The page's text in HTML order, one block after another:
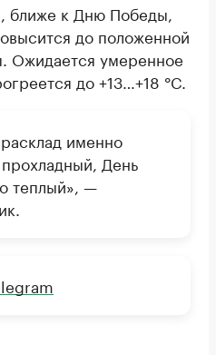
ближе к Дню Победы,
до положенной
Ожидается умеренное
до +13…+18 °C.
именно
День
теплый», —